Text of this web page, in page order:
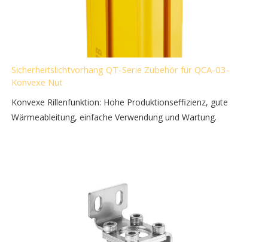
Sicherheitslichtvorhang QT-Serie Zubehör für QCA-03-
Konvexe Nut
Konvexe Rillenfunktion: Hohe Produktionseffizienz, gute
Wärmeableitung, einfache Verwendung und Wartung.